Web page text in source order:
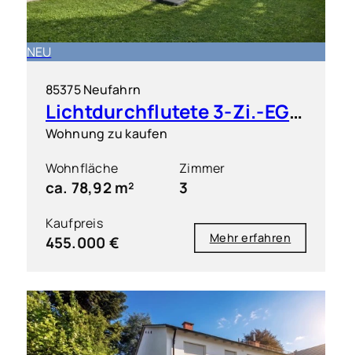
NEU
85375 Neufahrn
Lichtdurchflutete 3-Zi.-EG-Wohnung mit Terrasse und Gartenanteil
Wohnung zu kaufen
Wohnfläche
ca. 78,92 m²
Zimmer
3
Kaufpreis
455.000 € Mehr erfahren